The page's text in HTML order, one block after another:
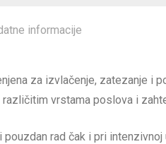
informacije
za izvlačenje, zatezanje i
vrstama poslova i
rad čak i pri